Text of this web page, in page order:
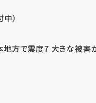
）
地方で震度7 大きな被害